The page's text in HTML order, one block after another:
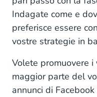
Indagate come e
preferisce essere
vostre strategie in
Volete promuovere
maggior parte del
annunci di